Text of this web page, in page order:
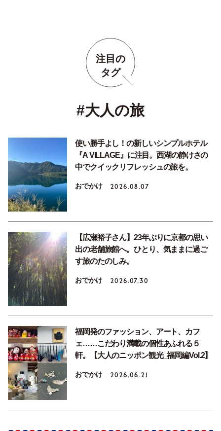
注目の
タグ
#大人の旅
使い勝手よし！の新しいシンプルホテル
『A VILLAGE』に注目。西湖の静けさの
中でクイックリフレッシュの旅を。
おでかけ 2026.08.07
【広瀬裕子さん】23年ぶりに京都の思い
出の老舗旅館へ。ひとり、気ままに過ご
す旅のたのしみ。
おでかけ 2026.07.30
福岡発のファッション、アート、カフ
ェ……こだわり満載の個性あふれる５
軒。【大人のニッポン観光_福岡編Vol.2】
おでかけ 2026.06.21